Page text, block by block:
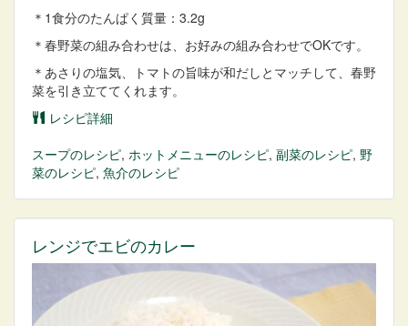
＊1食分のたんぱく質量：3.2g
＊春野菜の組み合わせは、お好みの組み合わせでOKです。
＊あさりの塩気、トマトの旨味が和だしとマッチして、春野
菜を引き立ててくれます。
レシピ詳細
スープのレシピ, ホットメニューのレシピ, 副菜のレシピ, 野
菜のレシピ, 魚介のレシピ
レンジでエビのカレー